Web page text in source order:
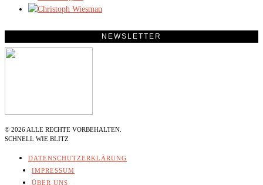
NEWSLETTER
© 2026 ALLE RECHTE VORBEHALTEN.
SCHNELL WIE BLITZ
DATENSCHUTZERKLÄRUNG
IMPRESSUM
ÜBER UNS